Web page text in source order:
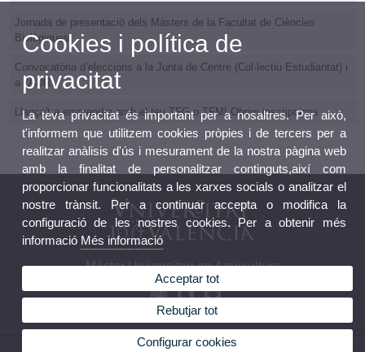
Jornada de presentació dels Màsters de la Facultat de Ciències
Biològiques
Convocatòria d’eleccions a la Junta de Centre (Col·lectiu Estudiantat) i
a l’ADR.
Llança't a emprendre amb el teu TFG o TFM! Obrim inscripcions
Màster Universitari en Aqüicultura
© 2026 UV. - Av. Vicent Andrés Estellés, 19, 46100 Burjassot. Tel 963 544 019
Cookies i política de
privacitat
La teva privacitat és important per a nosaltres. Per això,
t'informem que utilitzem cookies pròpies i de tercers per a
realitzar anàlisis d'ús i mesurament de la nostra pàgina web
amb la finalitat de personalitzar continguts,així com
proporcionar funcionalitats a les xarxes socials o analitzar el
nostre trànsit. Per a continuar accepta o modifica la
configuració de les nostres cookies. Per a obtenir més
informació Més informació
Acceptar tot
Rebutjar tot
Configurar cookies